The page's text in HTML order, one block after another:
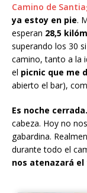
Camino de
ya estoy en pie.
esperan 28,5
superando los 30
camino, tanto a la
el picnic que me
abierto el bar),
Es noche cerrada.
cabeza. Hoy no
gabardina.
durante todo el
nos atenazará el